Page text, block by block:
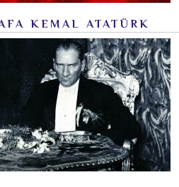
KEMAL ATATÜRK